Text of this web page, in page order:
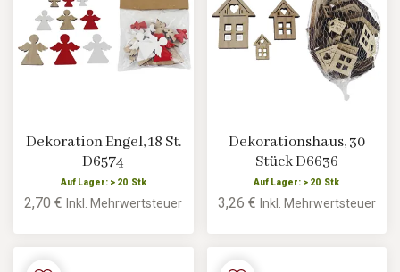
Dekoration Engel, 18 St.
D6574
Auf Lager: > 20 Stk
2,70 €Inkl. Mehrwertsteuer
Dekorationshaus, 30
Stück D6636
Auf Lager: > 20 Stk
3,26 € Inkl. Mehrwertsteuer